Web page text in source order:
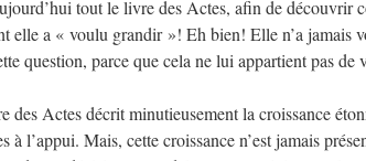
tout le livre des Actes, afin de découvrir
elle a « voulu grandir »! Eh bien! Elle n’a jamais
question, parce que cela ne lui appartient pas de
des Actes décrit minutieusement la croissance
à l’appui. Mais, cette croissance n’est jamais